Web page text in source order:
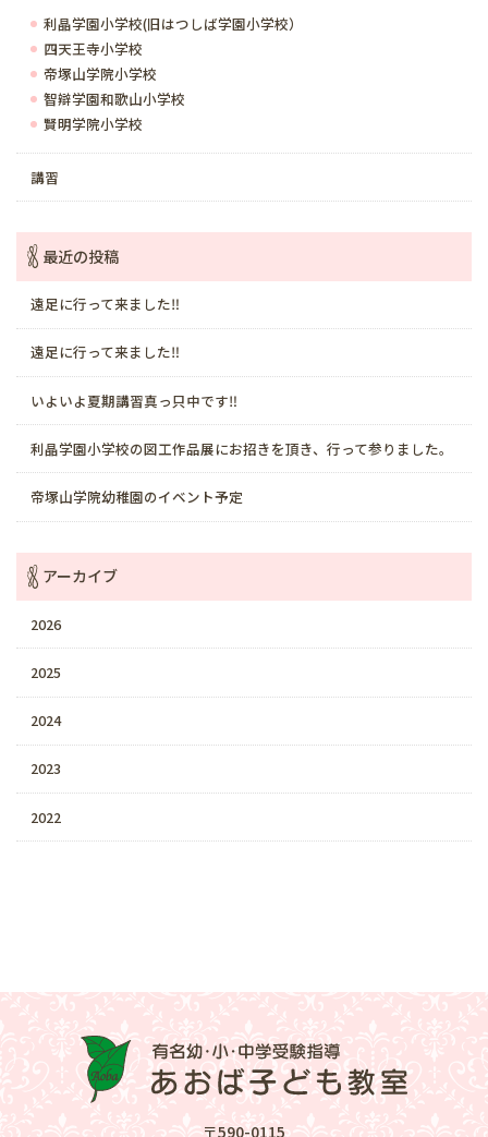
利晶学園小学校(旧はつしば学園小学校）
四天王寺小学校
帝塚山学院小学校
智辯学園和歌山小学校
賢明学院小学校
講習
最近の投稿
遠足に行って来ました‼️
遠足に行って来ました‼️
いよいよ夏期講習真っ只中です‼️
利晶学園小学校の図工作品展にお招きを頂き、行って参りました。
帝塚山学院幼稚園のイベント予定
アーカイブ
2026
2025
2024
2023
2022
〒590-0115